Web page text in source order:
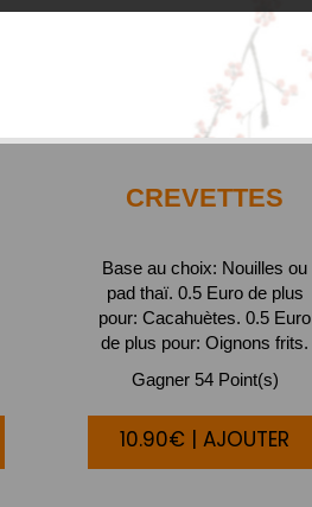
CREVETTES
Base au choix: Nouilles ou
pad thaï. 0.5 Euro de plus
pour: Cacahuètes. 0.5 Euro
de plus pour: Oignons frits.
Gagner 54 Point(s)
10.90€ | AJOUTER